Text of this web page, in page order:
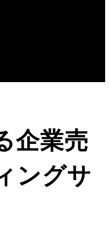
企業売
ングサ